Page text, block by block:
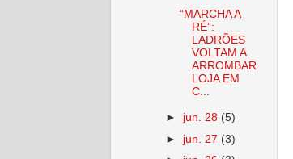
“MARCHA A
RÉ”:
LADRÕES
VOLTAM A
ARROMBAR
LOJA EM
C...
► jun. 28 (5)
► jun. 27 (3)